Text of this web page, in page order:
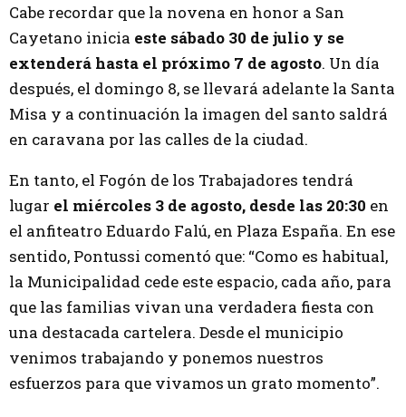
Cabe recordar que la novena en honor a San
Cayetano inicia este sábado 30 de julio y se
extenderá hasta el próximo 7 de agosto. Un día
después, el domingo 8, se llevará adelante la Santa
Misa y a continuación la imagen del santo saldrá
en caravana por las calles de la ciudad.
En tanto, el Fogón de los Trabajadores tendrá
lugar el miércoles 3 de agosto, desde las 20:30 en
el anfiteatro Eduardo Falú, en Plaza España. En ese
sentido, Pontussi comentó que: “Como es habitual,
la Municipalidad cede este espacio, cada año, para
que las familias vivan una verdadera fiesta con
una destacada cartelera. Desde el municipio
venimos trabajando y ponemos nuestros
esfuerzos para que vivamos un grato momento”.